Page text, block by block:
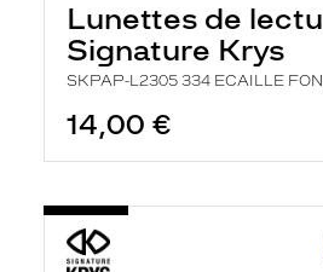
Lunettes de
Signature Krys
SKPAP-L2305 334 ECAILLE
14,00 €